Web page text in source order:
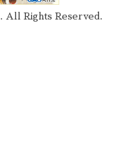
. All Rights Reserved.